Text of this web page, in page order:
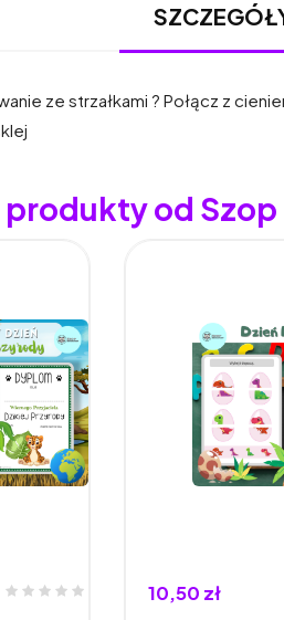
ze strzałkami ? Połącz z
produkty od
10,50 zł